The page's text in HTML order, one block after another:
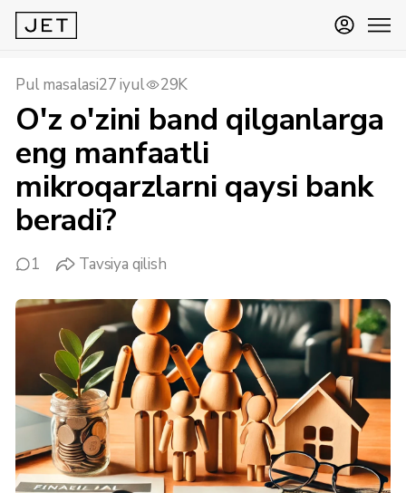
Pul masalasi27 iyul 29K
O'z o'zini band qilganlarga
eng manfaatli
mikroqarzlarni qaysi bank
beradi?
1 Tavsiya qilish